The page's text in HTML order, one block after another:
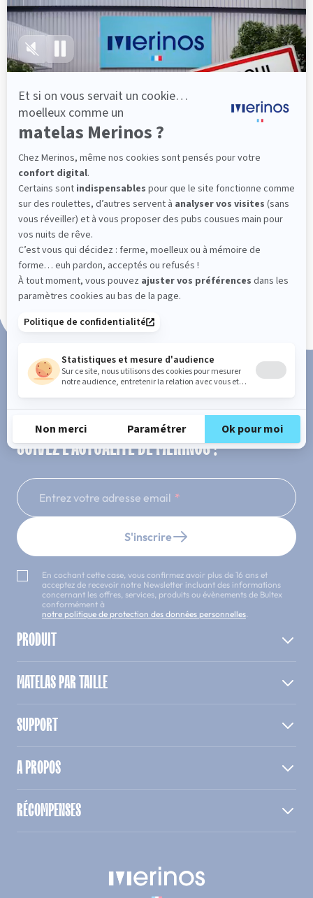
501,00 €
Découvrir
Fabrication Française
101 nuits d'essai*
Paiement en 3x ou 4x sans frais
SUIVEZ L'ACTUALITÉ DE MERINOS !
Entrez votre adresse email
S'inscrire
En cochant cette case, vous confirmez avoir plus de 16 ans et
acceptez de recevoir notre Newsletter incluant des informations
concernant les offres, services, produits ou évènements de Bultex
conformément à
notre politique de protection des données personnelles.
PRODUIT
MATELAS PAR TAILLE
SUPPORT
A PROPOS
RÉCOMPENSES